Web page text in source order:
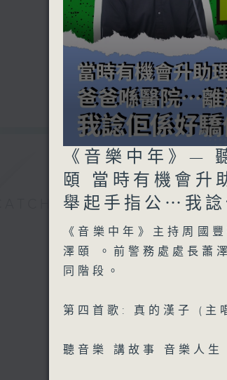
CATCHUP
07 -
07/08/
音樂
足本
06/08/
seconds
of
0
secondsVolume
90%
《音樂中年》—
頤 當時有機會
舉起手指公⋯我諗
《音樂中年》主持周國
澤頤 。前警務處處長蕭
同階段。
第四首歌: 真的漢子 (主
聽音樂 講故事 音樂人生